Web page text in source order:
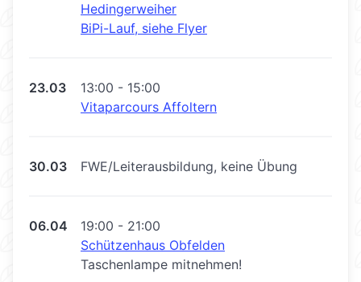
Hedingerweiher
BiPi-Lauf, siehe Flyer
23.03
13:00 - 15:00
Vitaparcours Affoltern
30.03 FWE/Leiterausbildung, keine Übung
06.04
19:00 - 21:00
Schützenhaus Obfelden
Taschenlampe mitnehmen!